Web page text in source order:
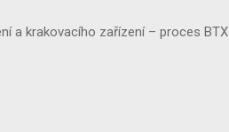
a krakovacího zařízení – proces BTX